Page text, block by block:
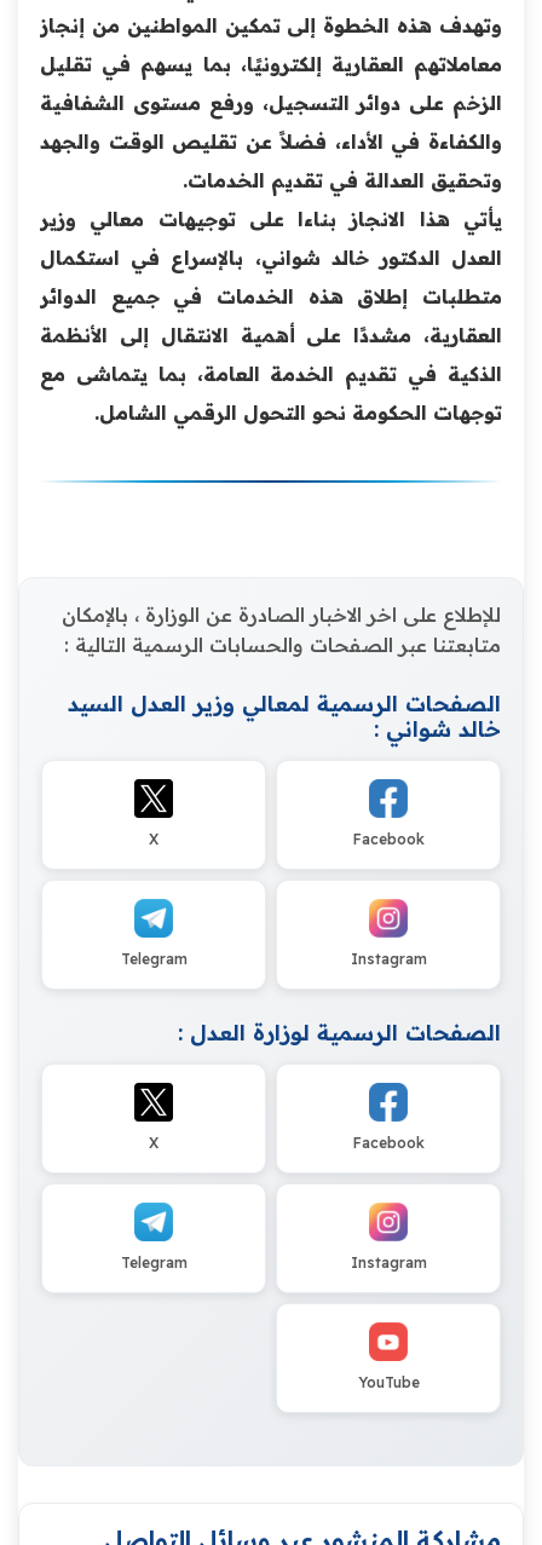
وتهدف هذه الخطوة إلى تمكين المواطنين من إنجاز
معاملاتهم العقارية إلكترونيًا، بما يسهم في تقليل
الزخم على دوائر التسجيل، ورفع مستوى الشفافية
والكفاءة في الأداء، فضلاً عن تقليص الوقت والجهد
وتحقيق العدالة في تقديم الخدمات.
يأتي هذا الانجاز بناءا على توجيهات معالي وزير
العدل الدكتور خالد شواني، بالإسراع في استكمال
متطلبات إطلاق هذه الخدمات في جميع الدوائر
العقارية، مشددًا على أهمية الانتقال إلى الأنظمة
الذكية في تقديم الخدمة العامة، بما يتماشى مع
توجهات الحكومة نحو التحول الرقمي الشامل.
للإطلاع على اخر الاخبار الصادرة عن الوزارة ، بالإمكان
متابعتنا عبر الصفحات والحسابات الرسمية التالية :
الصفحات الرسمية لمعالي وزير العدل السيد
خالد شواني :
Facebook
X
Instagram
Telegram
الصفحات الرسمية لوزارة العدل :
Facebook
X
Instagram
Telegram
YouTube